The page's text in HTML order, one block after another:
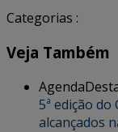
Categorias :
Veja Também
Agenda
5ª edição
alcançados